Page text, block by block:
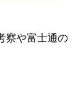
察や富士通の